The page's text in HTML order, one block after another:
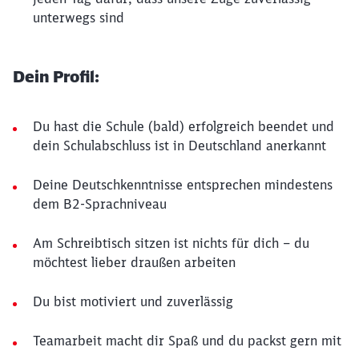
unterwegs sind
Dein Profil:
Du hast die Schule (bald) erfolgreich beendet und
dein Schulabschluss ist in Deutschland anerkannt
Deine Deutschkenntnisse entsprechen mindestens
dem B2-Sprachniveau
Am Schreibtisch sitzen ist nichts für dich – du
möchtest lieber draußen arbeiten
Du bist motiviert und zuverlässig
Teamarbeit macht dir Spaß und du packst gern mit